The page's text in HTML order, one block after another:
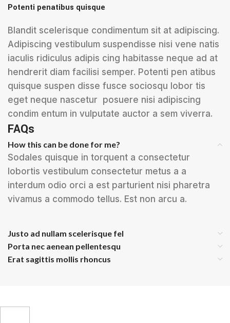
Potenti penatibus quisque
Blandit scelerisque condimentum sit at adipiscing.
Adipiscing vestibulum suspendisse nisi vene natis
iaculis ridiculus adipis cing habitasse neque ad at
hendrerit diam facilisi semper. Potenti pen atibus
quisque suspen disse fusce sociosqu lobor tis
eget neque nascetur posuere nisi adipiscing
condim entum in vulputate auctor a sem viverra.
FAQs
How this can be done for me?
Sodales quisque in torquent a consectetur
lobortis vestibulum consectetur metus a a
interdum odio orci a est parturient nisi pharetra
vivamus a commodo tellus. Est non arcu a.
Justo ad nullam scelerisque fel
Porta nec aenean pellentesqu
Erat sagittis mollis rhoncus